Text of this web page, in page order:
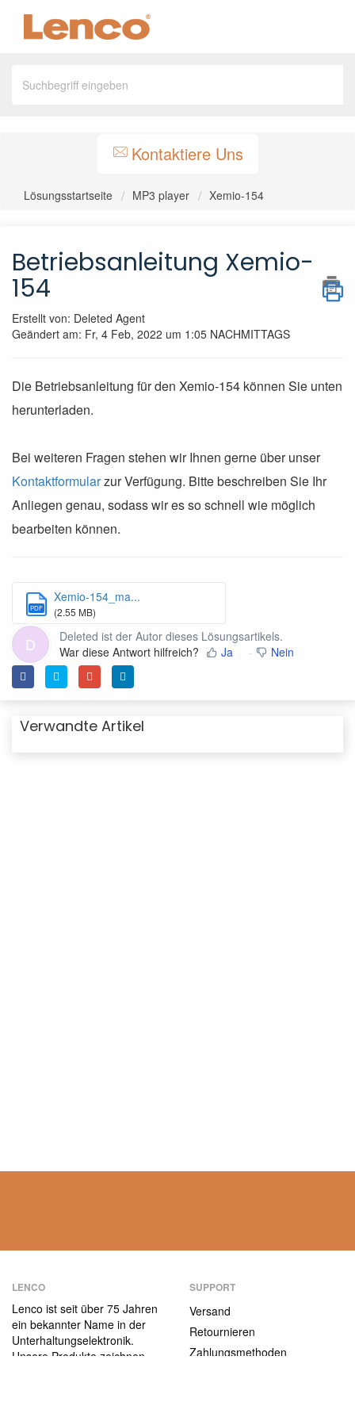
Kontaktiere Uns
Lösungsstartseite MP3 player Xemio-154
Betriebsanleitung Xemio-
154
Erstellt von: Deleted Agent
Geändert am: Fr, 4 Feb, 2022 um 1:05 NACHMITTAGS
Die Betriebsanleitung für den Xemio-154 können Sie unten
herunterladen.
Bei weiteren Fragen stehen wir Ihnen gerne über unser
Kontaktformularzur Verfügung. Bitte beschreiben Sie Ihr
Anliegen genau, sodass wir es so schnell wie möglich
bearbeiten können.
PDF
Xemio-154_ma...
(2.55 MB)
D
Deleted ist der Autor dieses Lösungsartikels.
War diese Antwort hilfreich?
Ja Nein
Verwandte Artikel
LENCO
Lenco ist seit über 75 Jahren
ein bekannter Name in der
Unterhaltungselektronik.
Unsere Produkte zeichnen
SUPPORT
Versand
Retournieren
Zahlungsmethoden